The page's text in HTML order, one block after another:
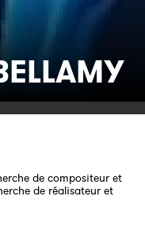
de compositeur et
de réalisateur et